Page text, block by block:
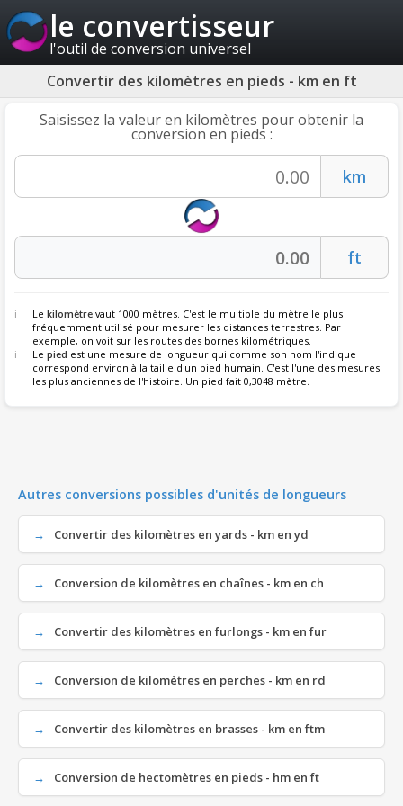
le convertisseur
l'outil de conversion universel
Convertir des kilomètres en pieds - km en ft
Saisissez la valeur en kilomètres pour obtenir la
conversion en pieds :
Le kilomètre vaut 1000 mètres. C'est le multiple du mètre le plus
fréquemment utilisé pour mesurer les distances terrestres. Par
exemple, on voit sur les routes des bornes kilométriques.
Le pied est une mesure de longueur qui comme son nom l'indique
correspond environ à la taille d'un pied humain. C'est l'une des mesures
les plus anciennes de l'histoire. Un pied fait 0,3048 mètre.
Autres conversions possibles d'unités de longueurs
Convertir des kilomètres en yards - km en yd
Conversion de kilomètres en chaînes - km en ch
Convertir des kilomètres en furlongs - km en fur
Conversion de kilomètres en perches - km en rd
Convertir des kilomètres en brasses - km en ftm
Conversion de hectomètres en pieds - hm en ft